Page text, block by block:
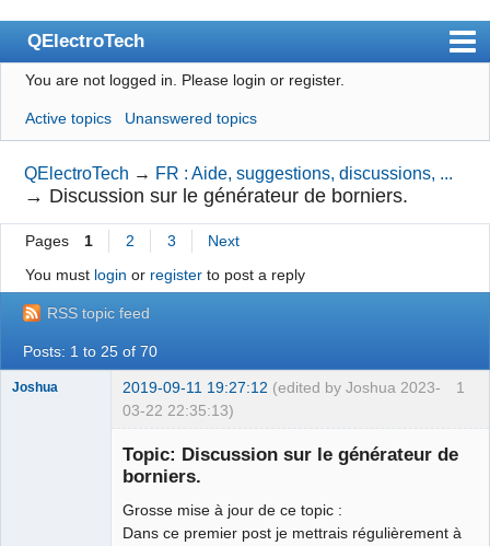
QElectroTech
Index
User list
Search
Register
Login
Site officiel
Wiki
BugTracker
Manual 0.8_cs
You are not logged in. Please login or register.
Active topics Unanswered topics
QElectroTech → FR : Aide, suggestions, discussions, ...
→ Discussion sur le générateur de borniers.
Pages 1 2 3
Next
You must login or registerto post a reply
RSS topic feed
Posts: 1 to 25 of 70
1
Joshua 2019-09-11 19:27:12 (edited by Joshua 2023-
03-22 22:35:13)
Topic: Discussion sur le générateur de
borniers.
Grosse mise à jour de ce topic :
Dans ce premier post je mettrais régulièrement à